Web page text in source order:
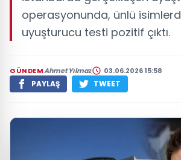
operasyonunda, ünlü
uyuşturucu testi pozitif çıktı.
GÜNDEMAhmet Yılmaz 03.06.2026 15:58
PAYLAŞ TWEET